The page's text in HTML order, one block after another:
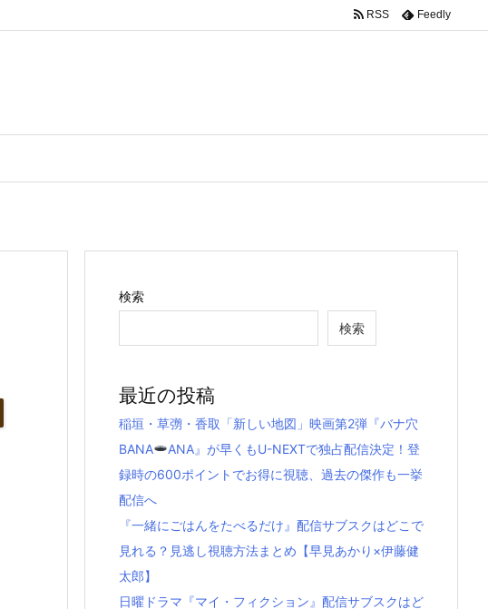
RSS Feedly
検索
検索
最近の投稿
稲垣・草彅・香取「新しい地図」映画第2弾『バナ穴
BANA
ANA』が早くもU-NEXTで独占配信決定！登
録時の600ポイントでお得に視聴、過去の傑作も一挙
配信へ
『一緒にごはんをたべるだけ』配信サブスクはどこで
見れる？見逃し視聴方法まとめ【早見あかり×伊藤健
太郎】
日曜ドラマ『マイ・フィクション』配信サブスクはど